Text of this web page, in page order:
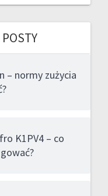
– normy zużycia
K1PV4 – co